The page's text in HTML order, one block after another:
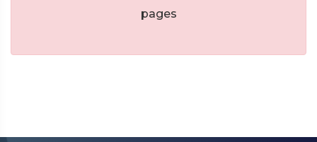
pages